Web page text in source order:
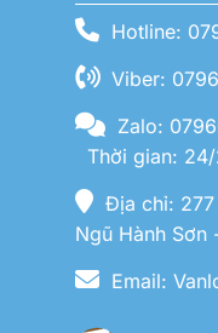
Hotline:
Viber:
Zalo:
Thời gian:
Địa chỉ:
Ngũ Hành Sơn
Email: